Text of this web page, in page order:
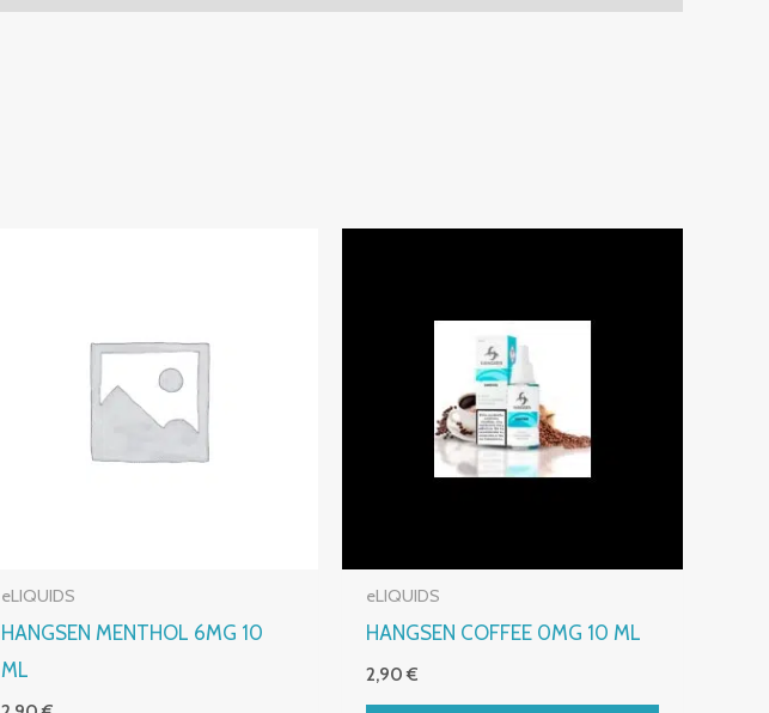
eLIQUIDS
HANGSEN MENTHOL 6MG 10
ML
eLIQUIDS
HANGSEN COFFEE 0MG 10 ML
2,90€